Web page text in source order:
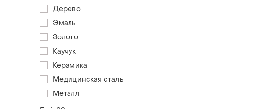
Дерево
Эмаль
Золото
Каучук
Керамика
Медицинская сталь
Металл